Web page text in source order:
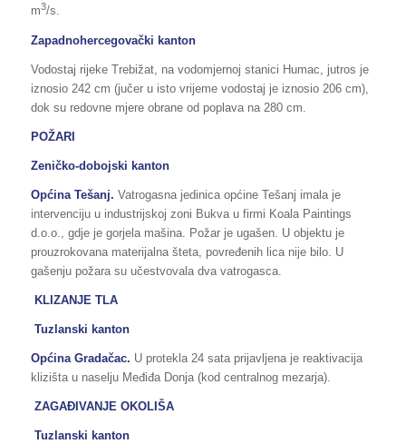
m3/s.
Zapadnohercegovački kanton
Vodostaj rijeke Trebižat, na vodomjernoj stanici Humac, jutros je
iznosio 242 cm (jučer u isto vrijeme vodostaj je iznosio 206 cm),
dok su redovne mjere obrane od poplava na 280 cm.
POŽARI
Zeničko-dobojski kanton
Općina Tešanj. Vatrogasna jedinica općine Tešanj imala je
intervenciju u industrijskoj zoni Bukva u firmi Koala Paintings
d.o.o., gdje je gorjela mašina. Požar je ugašen. U objektu je
prouzrokovana materijalna šteta, povređenih lica nije bilo. U
gašenju požara su učestvovala dva vatrogasca.
KLIZANJE TLA
Tuzlanski kanton
Općina Gradačac. U protekla 24 sata prijavljena je reaktivacija
klizišta u naselju Međiđa Donja (kod centralnog mezarja).
ZAGAĐIVANJE OKOLIŠA
Tuzlanski kanton